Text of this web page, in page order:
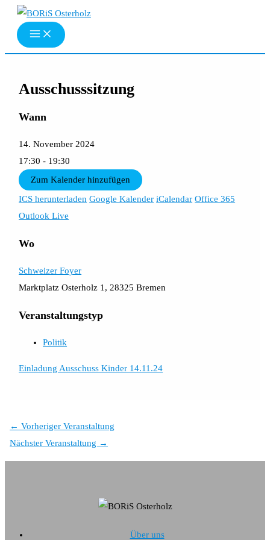
Zum
Inhalt
springen
Ausschusssitzung
Wann
14. November 2024
17:30 - 19:30
Zum Kalender hinzufügen
ICS herunterladen Google Kalender iCalendar Office 365
Outlook Live
Wo
Schweizer Foyer
Marktplatz Osterholz 1, 28325 Bremen
Veranstaltungstyp
Politik
Einladung Ausschuss Kinder 14.11.24
← Vorheriger Veranstaltung
Nächster Veranstaltung →
Über uns